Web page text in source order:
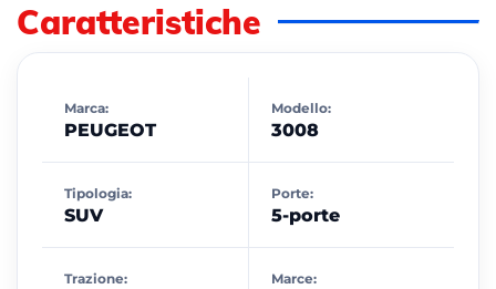
Caratteristiche
Marca:
PEUGEOT
Modello:
3008
Tipologia:
SUV
Porte:
5-porte
Trazione: Marce: